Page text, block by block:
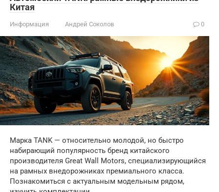
Китая
Информация Андрей Соколов 0
Марка TANK — относительно молодой, но быстро
набирающий популярность бренд китайского
производителя Great Wall Motors, специализирующийся
на рамных внедорожниках премиального класса.
Познакомиться с актуальным модельным рядом,